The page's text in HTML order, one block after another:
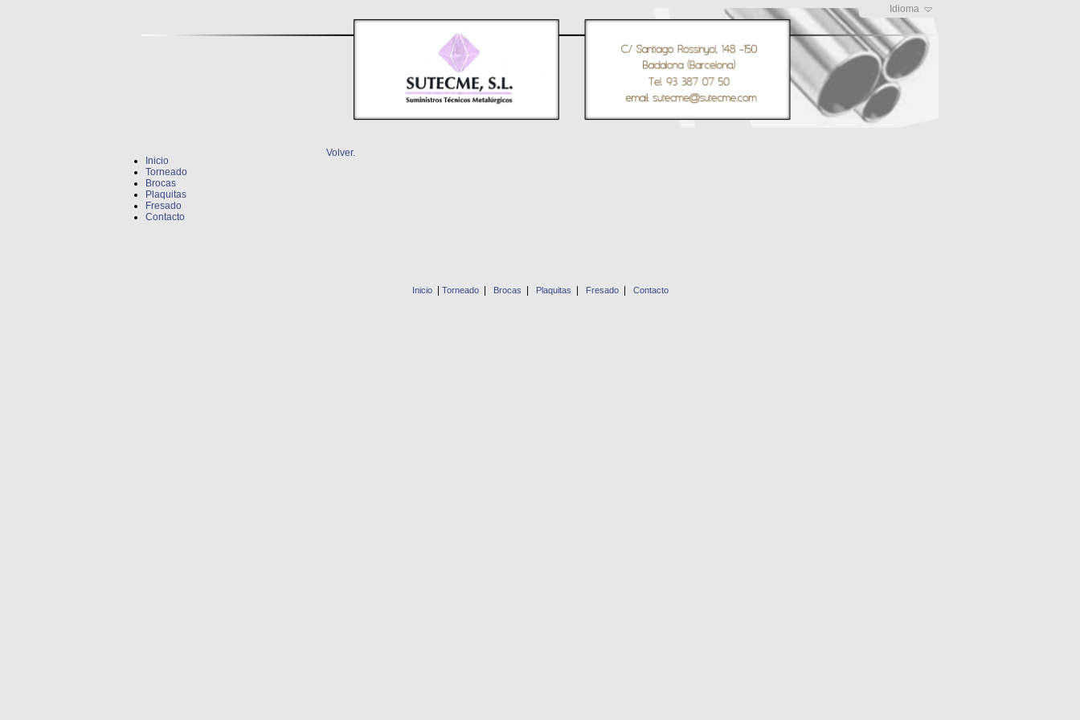
Idioma
Inicio
Torneado
Brocas
Plaquitas
Fresado
Contacto
Volver.
Inicio| Torneado| Brocas Plaquitas Fresado| Contacto